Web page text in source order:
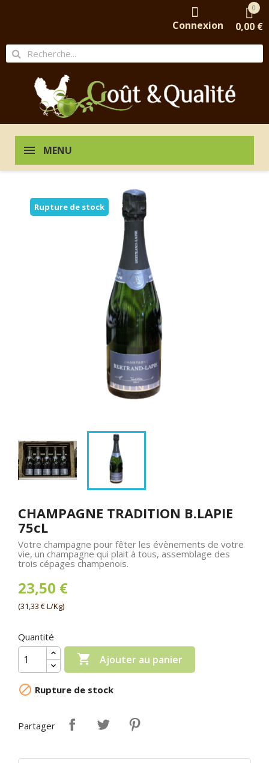
Connexion
0
0,00 €
MENU
Rupture de stock
CHAMPAGNE TRADITION B.LAPIE
75cL
Votre champagne pour fêter les évènements de votre
vie, un champagne qui plait à tous, assemblage des
trois cépages champenois.
23,50 €
(31,33 € L/Kg)
Quantité
 Ajouter au panier
 Rupture de stock
Partager